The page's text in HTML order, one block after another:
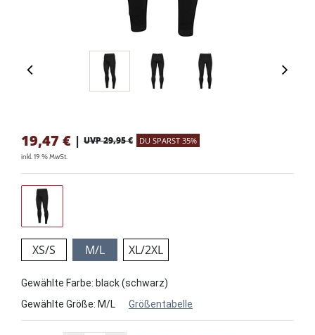
19,47 € | UVP 29,95 € DU SPARST 35%
inkl. 19 % MwSt.
XS/S M/L XL/2XL
Gewählte Farbe: black (schwarz)
Gewählte Größe: M/L Größentabelle